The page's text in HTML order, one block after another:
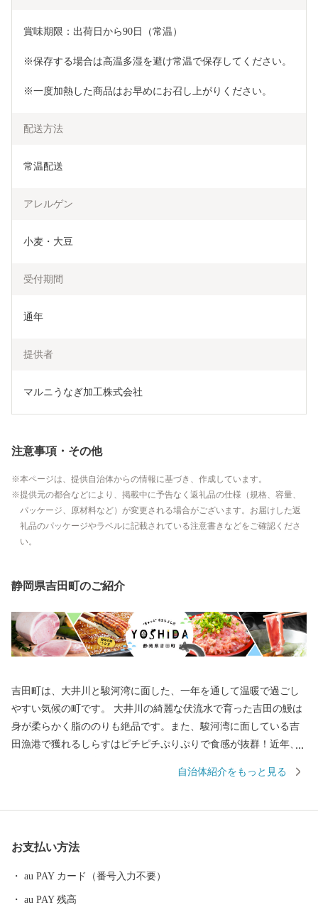
賞味期限：出荷日から90日（常温）
※保存する場合は高温多湿を避け常温で保存してください。
※一度加熱した商品はお早めにお召し上がりください。
配送方法
常温配送
アレルゲン
小麦・大豆
受付期間
通年
提供者
マルニうなぎ加工株式会社
注意事項・その他
本ページは、提供自治体からの情報に基づき、作成しています。
提供元の都合などにより、掲載中に予告なく返礼品の仕様（規格、容量、
パッケージ、原材料など）が変更される場合がございます。お届けした返
礼品のパッケージやラベルに記載されている注意書きなどをご確認くださ
い。
静岡県吉田町のご紹介
吉田町は、大井川と駿河湾に面した、一年を通して温暖で過ごし
やすい気候の町です。 大井川の綺麗な伏流水で育った吉田の鰻は
身が柔らかく脂ののりも絶品です。また、駿河湾に面している吉
田漁港で獲れるしらすはピチピチぷりぷりで食感が抜群！近年、
ろの切り身やネギトロも大変ご好評です。ふるさと納税を通じ
自治体紹介をもっと見る
お支払い方法
au PAY カード（番号入力不要）
au PAY 残高